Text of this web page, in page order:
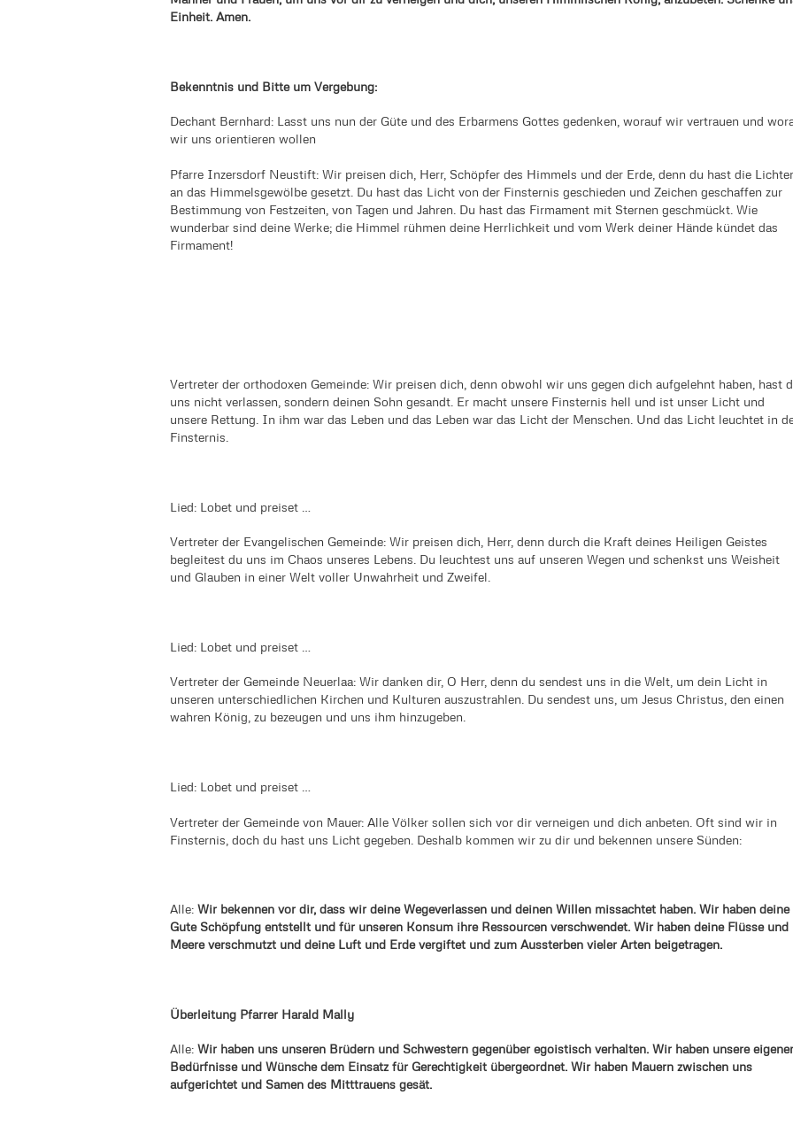
Einheit. Amen.
Bekenntnis und Bitte um Vergebung:
Dechant Bernhard: Lasst uns nun der Güte und des Erbarmens Gottes gedenken, worauf wir vertrauen und
wir uns orientieren wollen
Pfarre Inzersdorf Neustift: Wir preisen dich, Herr, Schöpfer des Himmels und der Erde, denn du hast die Lichter
an das Himmelsgewölbe gesetzt. Du hast das Licht von der Finsternis geschieden und Zeichen geschaffen zur
Bestimmung von Festzeiten, von Tagen und Jahren. Du hast das Firmament mit Sternen geschmückt. Wie
wunderbar sind deine Werke; die Himmel rühmen deine Herrlichkeit und vom Werk deiner Hände kündet das
Firmament!
Vertreter der orthodoxen Gemeinde: Wir preisen dich, denn obwohl wir uns gegen dich aufgelehnt haben, hast
uns nicht verlassen, sondern deinen Sohn gesandt. Er macht unsere Finsternis hell und ist unser Licht und
unsere Rettung. In ihm war das Leben und das Leben war das Licht der Menschen. Und das Licht leuchtet in
Finsternis.
Lied: Lobet und preiset …
Vertreter der Evangelischen Gemeinde: Wir preisen dich, Herr, denn durch die Kraft deines Heiligen Geistes
begleitest du uns im Chaos unseres Lebens. Du leuchtest uns auf unseren Wegen und schenkst uns Weisheit
und Glauben in einer Welt voller Unwahrheit und Zweifel.
Lied: Lobet und preiset …
Vertreter der Gemeinde Neuerlaa: Wir danken dir, O Herr, denn du sendest uns in die Welt, um dein Licht in
unseren unterschiedlichen Kirchen und Kulturen auszustrahlen. Du sendest uns, um Jesus Christus, den einen
wahren König, zu bezeugen und uns ihm hinzugeben.
Lied: Lobet und preiset …
Vertreter der Gemeinde von Mauer: Alle Völker sollen sich vor dir verneigen und dich anbeten. Oft sind wir in
Finsternis, doch du hast uns Licht gegeben. Deshalb kommen wir zu dir und bekennen unsere Sünden:
Alle: Wir bekennen vor dir, dass wir deine Wegeverlassen und deinen Willen missachtet haben. Wir haben deine
Gute Schöpfung entstellt und für unseren Konsum ihre Ressourcen verschwendet. Wir haben deine Flüsse und
Meere verschmutzt und deine Luft und Erde vergiftet und zum Aussterben vieler Arten beigetragen.
Überleitung Pfarrer Harald Mally
Alle: Wir haben uns unseren Brüdern und Schwestern gegenüber egoistisch verhalten. Wir haben unsere
Bedürfnisse und Wünsche dem Einsatz für Gerechtigkeit übergeordnet. Wir haben Mauern zwischen uns
aufgerichtet und Samen des Mitttrauens gesät.